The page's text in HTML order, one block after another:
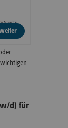
d) für